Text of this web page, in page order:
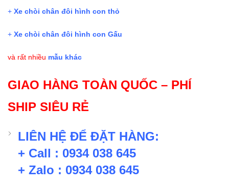
+ Xe chòi chân đôi hình con thỏ
+ Xe chòi chân đôi hình con Gấu
và rất nhiều mẫu khác
GIAO HÀNG TOÀN QUỐC – PHÍ
SHIP SIÊU RẺ
LIÊN HỆ ĐỂ ĐẶT HÀNG:
+ Call : 0934 038 645
+ Zalo : 0934 038 645